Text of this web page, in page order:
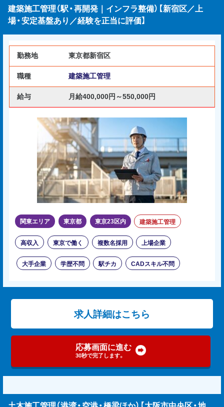
建築施工管理（駅・再開発｜インフラ整備）【新宿区／上
場・安定基盤あり／経験を正当に評価】
勤務地 東京都新宿区
職種 建築施工管理
給与 月給400,000円～550,000円
関東エリア 東京都 東京23区内 建築施工管理
高収入 東京で働く 複数名採用 上場企業
大手企業 学歴不問 駅チカ CADスキル不問
求人詳細はこちら
応募画面に進む
30秒で完了します。